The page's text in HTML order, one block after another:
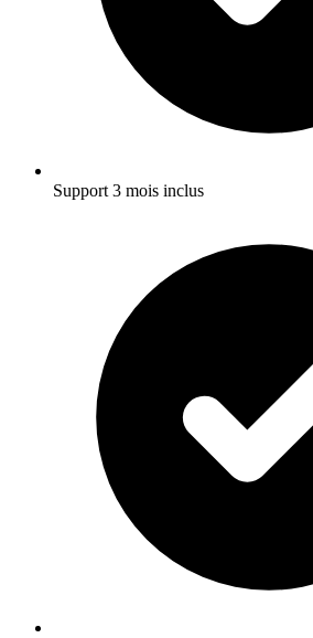
Support 3 mois inclus